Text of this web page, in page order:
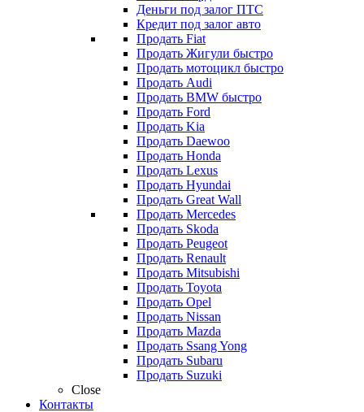
Деньги под залог ПТС
Кредит под залог авто
Продать Fiat
Продать Жигули быстро
Продать мотоцикл быстро
Продать Audi
Продать BMW быстро
Продать Ford
Продать Kia
Продать Daewoo
Продать Honda
Продать Lexus
Продать Hyundai
Продать Great Wall
Продать Mercedes
Продать Skoda
Продать Peugeot
Продать Renault
Продать Mitsubishi
Продать Toyota
Продать Opel
Продать Nissan
Продать Mazda
Продать Ssang Yong
Продать Subaru
Продать Suzuki
Close
Контакты